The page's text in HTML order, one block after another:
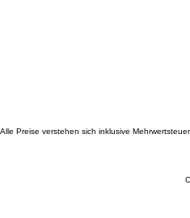
Alle Preise verstehen sich inklusive